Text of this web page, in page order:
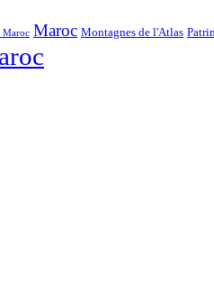
Maroc Maroc Montagnes de l'Atlas